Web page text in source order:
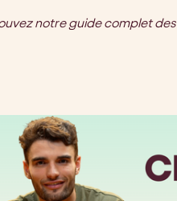
notre guide complet des